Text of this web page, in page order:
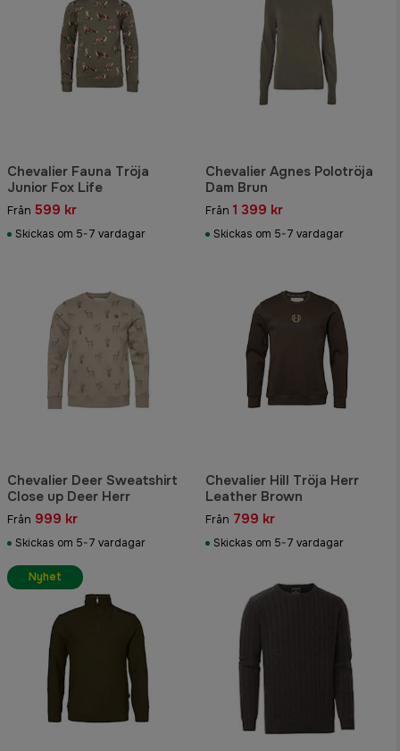
Chevalier Fauna Tröja
Junior Fox Life
Från 599 kr
Skickas om 5-7 vardagar
Chevalier Agnes Polotröja
Dam Brun
Från 1 399 kr
Skickas om 5-7 vardagar
Chevalier Deer Sweatshirt
Close up Deer Herr
Från 999 kr
Skickas om 5-7 vardagar
Chevalier Hill Tröja Herr
Leather Brown
Från 799 kr
Skickas om 5-7 vardagar
Nyhet